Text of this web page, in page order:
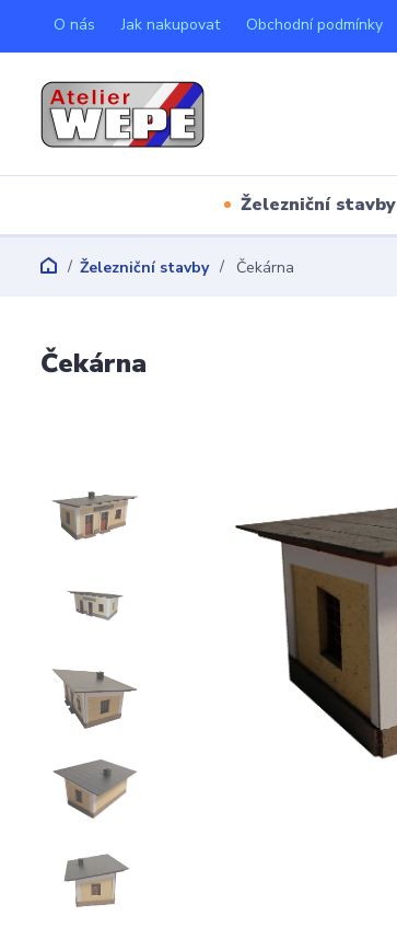
O nás Jak nakupovat Obchodní podmínky
Železniční stavby
Železniční stavby Čekárna
Čekárna